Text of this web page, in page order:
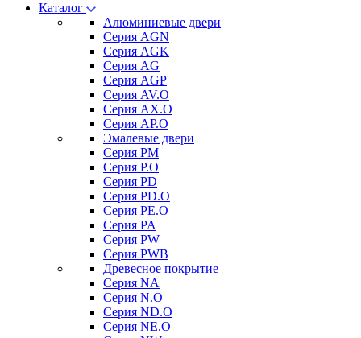
Каталог
Алюминиевые двери
Серия AGN
Серия AGK
Серия AG
Серия AGP
Серия AV.O
Серия AX.O
Серия AP.O
Эмалевые двери
Серия PM
Серия P.O
Серия PD
Серия PD.O
Серия PE.O
Серия PA
Серия PW
Серия PWB
Древесное покрытие
Серия NA
Серия N.O
Серия ND.O
Серия NE.O